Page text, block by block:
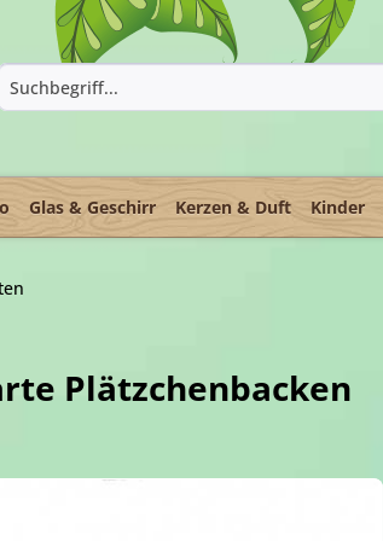
Glas & Geschirr Kerzen & Duft Kinder
Plätzchenbacken